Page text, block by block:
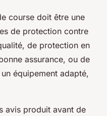
course doit être une
de protection contre
de protection en
assurance, ou de
équipement adapté,
avis produit avant de